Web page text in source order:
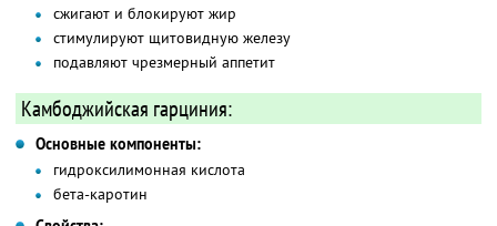
сжигают и блокируют жир
стимулируют щитовидную железу
подавляют чрезмерный аппетит
Камбоджийская гарциния:
Основные компоненты:
гидроксилимонная кислота
бета-каротин